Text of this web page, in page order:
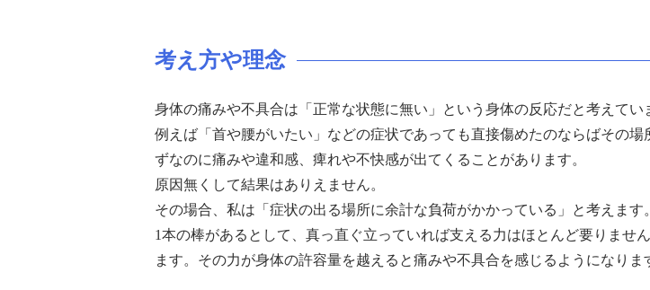
考え方や理念
身体の痛みや不具合は「正常な状態に無い」という身体の反応だと考えてい
例えば「首や腰がいたい」などの症状であっても直接傷めたのならばその
ずなのに痛みや違和感、痺れや不快感が出てくることがあります。
原因無くして結果はありえません。
その場合、私は「症状の出る場所に余計な負荷がかかっている」と考えます。
1本の棒があるとして、真っ直ぐ立っていれば支える力はほとんど要りませ
ます。その力が身体の許容量を越えると痛みや不具合を感じるようになりま